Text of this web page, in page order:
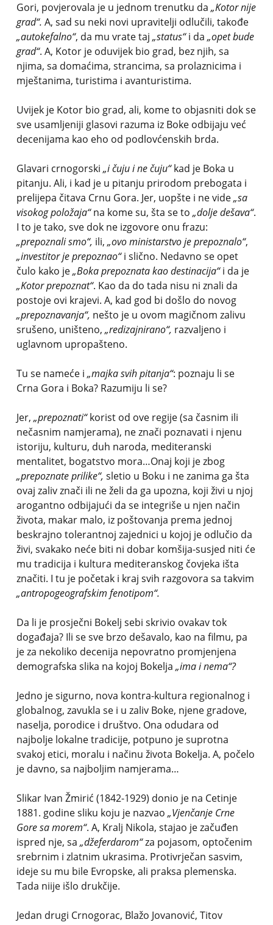
Gori, povjerovala je u jednom trenutku da „Kotor nije
grad“. A, sad su neki novi upravitelji odlučili, takođe
„autokefalno“, da mu vrate taj „status“i da „opet bude
grad“. A, Kotor je oduvijek bio grad, bez njih, sa
njima, sa domaćima, strancima, sa prolaznicima i
mještanima, turistima i avanturistima.
Uvijek je Kotor bio grad, ali, kome to objasniti dok se
sve usamljeniji glasovi razuma iz Boke odbijaju već
decenijama kao eho od podlovćenskih brda.
Glavari crnogorski „i čuju i ne čuju“kad je Boka u
pitanju. Ali, i kad je u pitanju prirodom prebogata i
prelijepa čitava Crnu Gora. Jer, uopšte i ne vide„sa
visokog položaja“na kome su, šta se to „dolje dešava“.
I to je tako, sve dok ne izgovore onu frazu:
„prepoznali smo“, ili, „ovo ministarstvo je prepoznalo“,
„investitor je prepoznao“i slično. Nedavno se opet
čulo kako je„Boka prepoznata kao destinacija“i da je
„Kotor prepoznat“. Kao da do tada nisu ni znali da
postoje ovi krajevi. A, kad god bi došlo do novog
„prepoznavanja“, nešto je u ovom magičnom zalivu
srušeno, uništeno, „redizajnirano“, razvaljeno i
uglavnom upropašteno.
Tu se nameće i „majka svih pitanja“: poznaju li se
Crna Gora i Boka? Razumiju li se?
Jer, „prepoznati“korist od ove regije (sa časnim ili
nečasnim namjerama), ne znači poznavati i njenu
istoriju, kulturu, duh naroda, mediteranski
mentalitet, bogatstvo mora…Onaj koji je zbog
„prepoznate prilike“, sletio u Boku i ne zanima ga šta
ovaj zaliv znači ili ne želi da ga upozna, koji živi u njoj
arogantno odbijajući da se integriše u njen način
života, makar malo, iz poštovanja prema jednoj
beskrajno tolerantnoj zajednici u kojoj je odlučio da
živi, svakako neće biti ni dobar komšija-susjed niti će
mu tradicija i kultura mediteranskog čovjeka išta
značiti. I tu je početak i kraj svih razgovora sa takvim
„antropogeografskim fenotipom“.
Da li je prosječni Bokelj sebi skrivio ovakav tok
događaja? Ili se sve brzo dešavalo, kao na filmu, pa
je za nekoliko decenija nepovratno promjenjena
demografska slika na kojoj Bokelja „ima i nema“?
Jedno je sigurno, nova kontra-kultura regionalnog i
globalnog, zavukla se i u zaliv Boke, njene gradove,
naselja, porodice i društvo. Ona odudara od
najbolje lokalne tradicije, potpuno je suprotna
svakoj etici, moralu i načinu života Bokelja. A, počelo
je davno, sa najboljim namjerama…
Slikar Ivan Žmirić (1842-1929) donio je na Cetinje
1881. godine sliku koju je nazvao „Vjenčanje Crne
Gore sa morem“. A, Kralj Nikola, stajao je začuđen
ispred nje, sa „džeferdarom“za pojasom, optočenim
srebrnim i zlatnim ukrasima. Protivrječan sasvim,
ideje su mu bile Evropske, ali praksa plemenska.
Tada niije išlo drukčije.
Jedan drugi Crnogorac, Blažo Jovanović, Titov